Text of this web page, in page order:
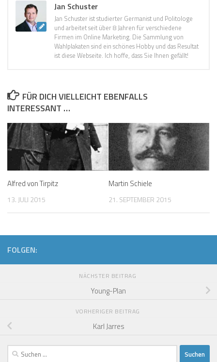
Jan Schuster
Jan Schuster ist studierter Germanist und Politologe
und arbeitet seit über 8 Jahren für verschiedene
Firmen im Online Marketing. Die Sammlung von
Wahlplakaten sind ein schönes Hobby und das Resultat
ist diese Webseite. Ich hoffe, dass Sie Ihnen gefällt!
FÜR DICH VIELLEICHT EBENFALLS
INTERESSANT …
Alfred von Tirpitz
13. JULI 2015
Martin Schiele
21. SEPTEMBER 2015
FOLGEN:
NÄCHSTER BEITRAG
Young-Plan
VORHERIGER BEITRAG
Karl Jarres
Suchen